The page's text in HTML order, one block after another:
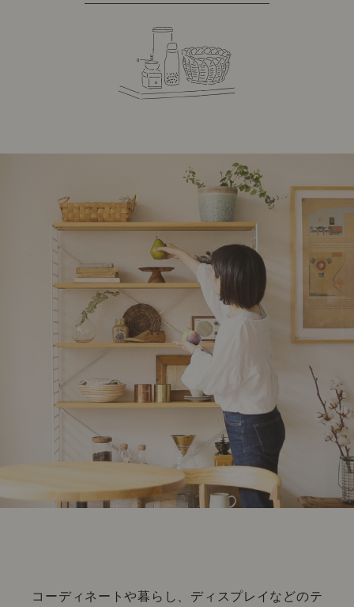
コーディネートや暮らし、ディスプレイなどのテ